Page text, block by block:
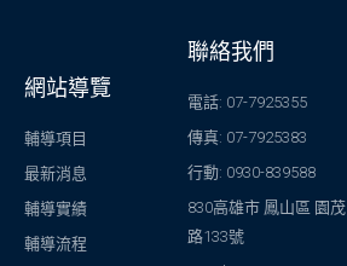
網站導覽
輔導項目
最新消息
輔導實績
輔導流程
聯絡我們
電話: 07-7925355
傳真: 07-7925383
行動: 0930-839588
830高雄市 鳳山區 園茂
路133號